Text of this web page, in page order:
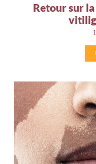
Retour sur